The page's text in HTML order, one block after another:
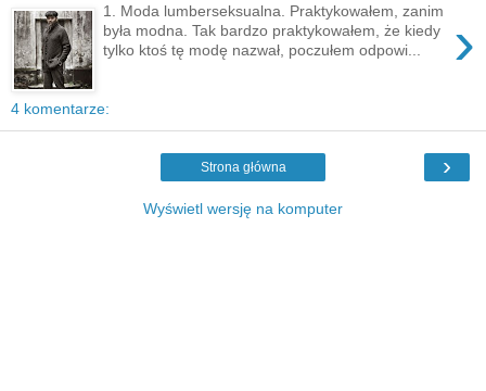
›
1. Moda lumberseksualna. Praktykowałem, zanim
była modna. Tak bardzo praktykowałem, że kiedy
tylko ktoś tę modę nazwał, poczułem odpowi...
4 komentarze:
›
Strona główna
Wyświetl wersję na komputer